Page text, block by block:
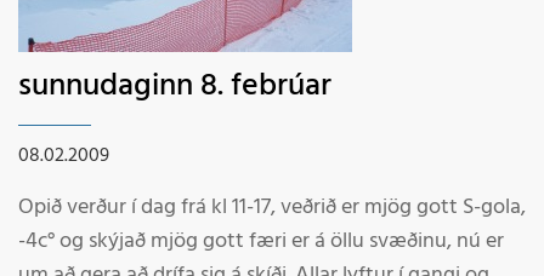
sunnudaginn 8. febrúar
08.02.2009
Opið verður í dag frá kl 11-17, veðrið er mjög gott S-gola,
-4c° og skýjað mjög gott færi er á öllu svæðinu, nú er